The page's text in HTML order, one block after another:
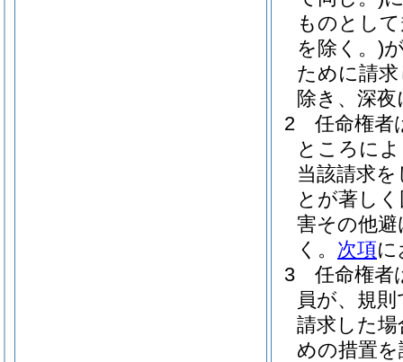
ものとし
を除く。)
ために請
除き、深
2
任命権者
ところに
当該請求
とが著し
害その他
く。 次項に
3
任命権者
員が、規
請求した
めの措置